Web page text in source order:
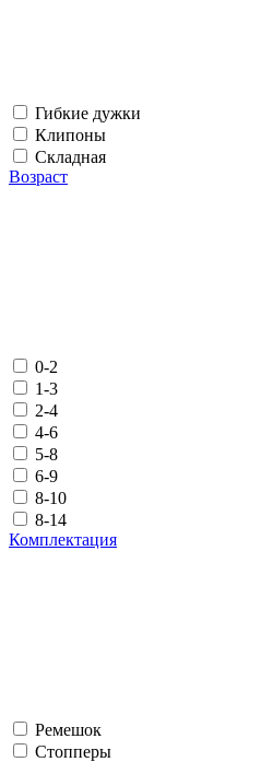
Гибкие дужки
Клипоны
Складная
Возраст
0-2
1-3
2-4
4-6
5-8
6-9
8-10
8-14
Комплектация
Ремешок
Стопперы